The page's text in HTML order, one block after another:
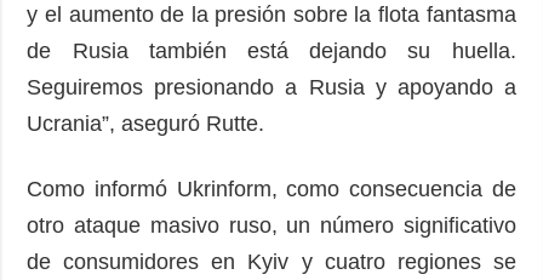
y el aumento de la presión sobre la flota fantasma
de Rusia también está dejando su huella.
Seguiremos presionando a Rusia y apoyando a
Ucrania”, aseguró Rutte.
Como informó Ukrinform, como consecuencia de
otro ataque masivo ruso, un número significativo
de consumidores en Kyiv y cuatro regiones se